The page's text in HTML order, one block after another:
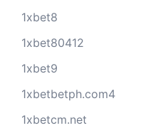
1xbet8
1xbet80412
1xbet9
1xbetbetph.com4
1xbetcm.net